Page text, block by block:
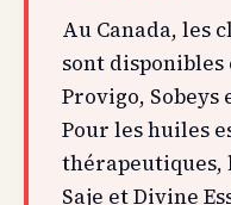
Au Canada, les
sont disponibles
Provigo, Sobeys
Pour les huiles
thérapeutiques,
Saje et Divine